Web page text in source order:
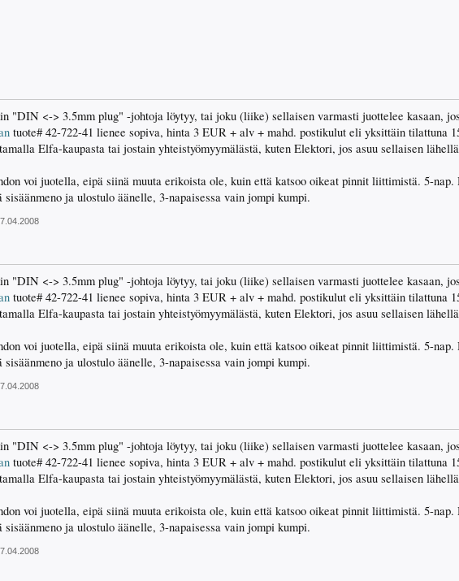
"DIN <-> 3.5mm plug" -johtoja löytyy, tai joku (liike) sellaisen varmasti juottelee kasaan, jos
tuote# 42-722-41 lienee sopiva, hinta 3 EUR + alv + mahd. postikulut eli yksittäin tilattuna
Elfa-kaupasta tai jostain yhteistyömyymälästä, kuten Elektori, jos asuu sellaisen
voi juotella, eipä siinä muuta erikoista ole, kuin että katsoo oikeat pinnit liittimistä. 5-nap.
sisäänmeno ja ulostulo äänelle, 3-napaisessa vain jompi kumpi.
"DIN <-> 3.5mm plug" -johtoja löytyy, tai joku (liike) sellaisen varmasti juottelee kasaan, jos
tuote# 42-722-41 lienee sopiva, hinta 3 EUR + alv + mahd. postikulut eli yksittäin tilattuna
Elfa-kaupasta tai jostain yhteistyömyymälästä, kuten Elektori, jos asuu sellaisen
voi juotella, eipä siinä muuta erikoista ole, kuin että katsoo oikeat pinnit liittimistä. 5-nap.
sisäänmeno ja ulostulo äänelle, 3-napaisessa vain jompi kumpi.
"DIN <-> 3.5mm plug" -johtoja löytyy, tai joku (liike) sellaisen varmasti juottelee kasaan, jos
tuote# 42-722-41 lienee sopiva, hinta 3 EUR + alv + mahd. postikulut eli yksittäin tilattuna
Elfa-kaupasta tai jostain yhteistyömyymälästä, kuten Elektori, jos asuu sellaisen
voi juotella, eipä siinä muuta erikoista ole, kuin että katsoo oikeat pinnit liittimistä. 5-nap.
sisäänmeno ja ulostulo äänelle, 3-napaisessa vain jompi kumpi.